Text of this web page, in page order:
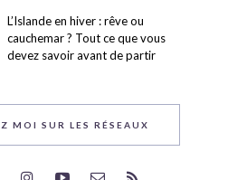
L’Islande en hiver : rêve ou
cauchemar ? Tout ce que vous
devez savoir avant de partir
MOI SUR LES RÉSEAUX